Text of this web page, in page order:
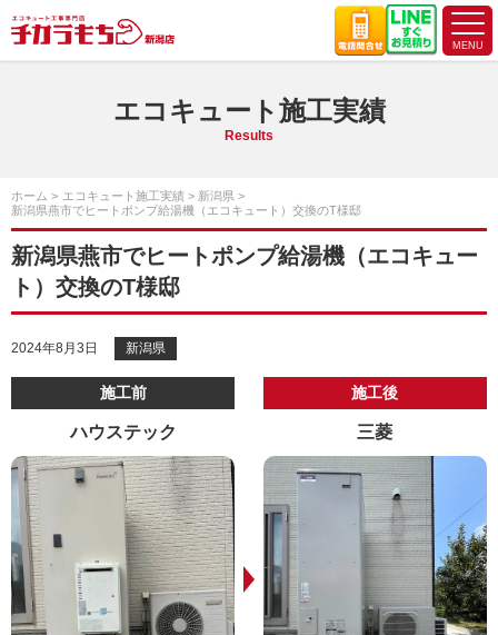
エコキュート施工実績
Results
ホーム エコキュート施工実績
新潟県
新潟県燕市でヒートポンプ給湯機（エコキュート）交換のT様邸
新潟県燕市でヒートポンプ給湯機（エコキュー
ト）交換のT様邸
2024年8月3日 新潟県
施工前
ハウステック
施工後
三菱